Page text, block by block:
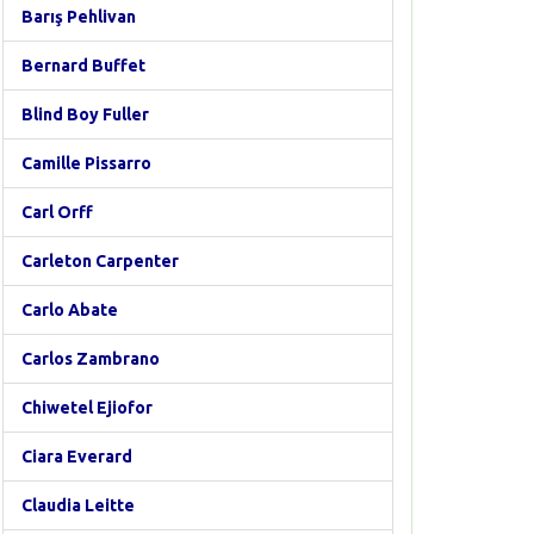
Barış Pehlivan
Bernard Buffet
Blind Boy Fuller
Camille Pissarro
Carl Orff
Carleton Carpenter
Carlo Abate
Carlos Zambrano
Chiwetel Ejiofor
Ciara Everard
Claudia Leitte